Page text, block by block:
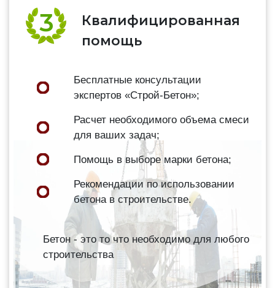
Квалифицированная
помощь
Бесплатные консультации
экспертов «Строй-Бетон»;
Расчет необходимого объема смеси
для ваших задач;
Помощь в выборе марки бетона;
Рекомендации по использовании
бетона в строительстве.
Бетон - это то что необходимо для любого
строительства